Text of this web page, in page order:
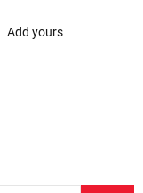
Add yours